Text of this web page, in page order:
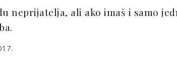
neprijatelja, ali ako imaš i samo